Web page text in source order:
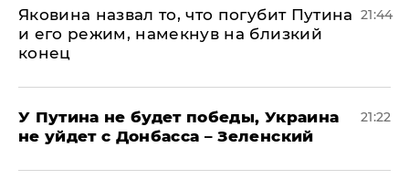
Яковина назвал то, что погубит Путина
и его режим, намекнув на близкий
конец
21:44
У Путина не будет победы, Украина
не уйдет с Донбасса – Зеленский
21:22